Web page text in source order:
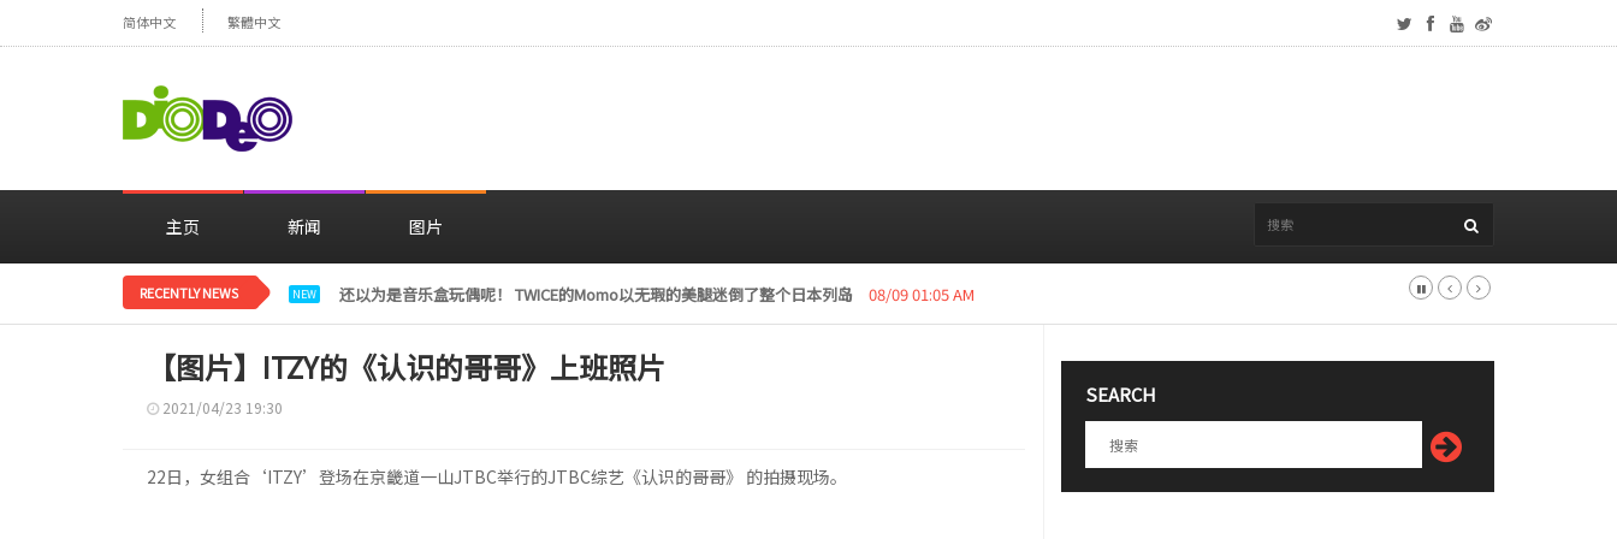
简体中文 繁體中文
主页 新闻 图片
RECENTLY NEWS NEW LE SSERAFIM金彩元恢复活动“下周开始安排日程” 08/08 01:05 AM
【图片】ITZY的《认识的哥哥》上班照片
2021/04/23 19:30
22日，女组合‘ITZY’登场在京畿道一山JTBC举行的JTBC综艺《认识的哥哥》 的拍摄现场。
SEARCH